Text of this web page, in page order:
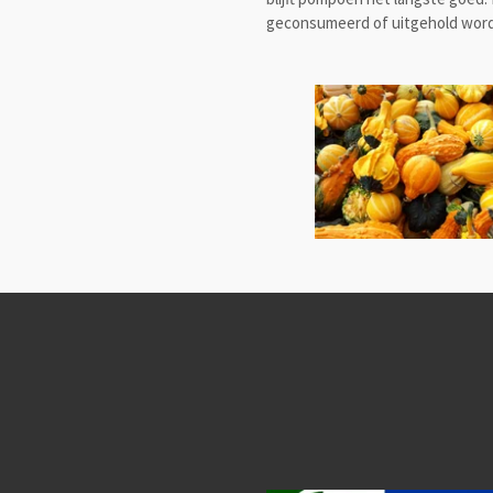
geconsumeerd of uitgehold